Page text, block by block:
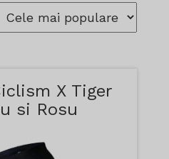
X Tiger
si Rosu